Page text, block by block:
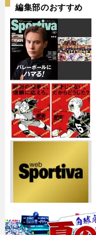
編集部のおすすめ